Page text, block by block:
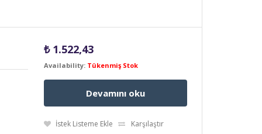
₺1.522,43
Availability: Tükenmiş Stok
Devamını oku
İstek Listeme Ekle Karşılaştır